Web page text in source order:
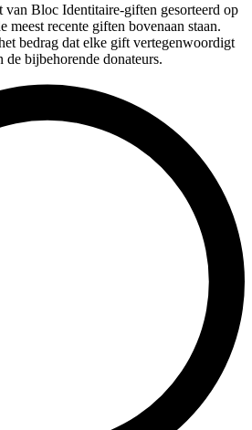
van Bloc Identitaire-giften gesorteerd op
meest recente giften bovenaan staan.
bedrag dat elke gift vertegenwoordigt
bijbehorende donateurs.